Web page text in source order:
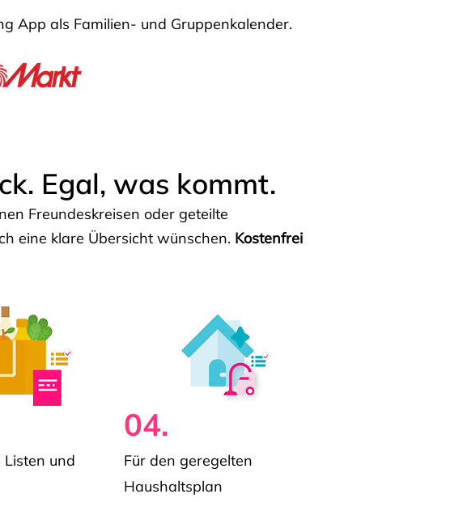
App als Familien- und Gruppenkalender.
Egal, was kommt.
Freundeskreisen oder geteilte
eine klare Übersicht wünschen. Kostenfrei
Listen und
04.
Für den geregelten
Haushaltsplan